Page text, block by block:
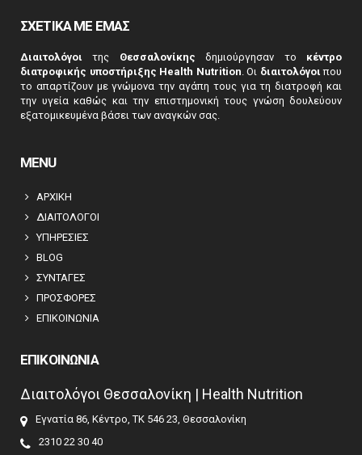
spam
5+2
ΣΧΕΤΙΚΑ ΜΕ ΕΜΑΣ
Διαιτολόγοι της Θεσσαλονίκης δημιούργησαν το κέντρο
διατροφικής υποστήριξης Health Nutrition. Οι διαιτολόγοι που
το απαρτίζουν με γνώμονα την αγάπη τους για τη διατροφή και
την υγεία καθώς και την επιστημονική τους γνώση δουλεύουν
εξατομικευμένα βάσει των αναγκών σας.
MENU
ΑΡΧΙΚΗ
ΔΙΑΙΤΟΛΟΓΟΙ
ΥΠΗΡΕΣΙΕΣ
BLOG
ΣΥΝΤΑΓΕΣ
ΠΡΟΣΦΟΡΕΣ
ΕΠΙΚΟΙΝΩΝΙΑ
ΕΠΙΚΟΙΝΩΝΙΑ
Διαιτολόγοι Θεσσαλονίκη | Health Nutrition
Εγνατία 86, Κέντρο, ΤΚ 546 23, Θεσσαλονίκη
2310 22 30 40